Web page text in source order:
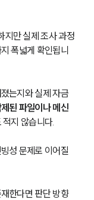
지만 실제 조사 과정
폭넓게 확인됩니
는지와 실제 자금
된 파일이나 메신
지 않습니다.
성 문제로 이어질
한다면 판단 방향